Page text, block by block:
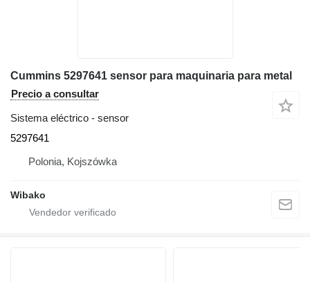
Cummins 5297641 sensor para maquinaria para metal
Precio a consultar
Sistema eléctrico - sensor
5297641
Polonia, Kojszówka
Wibako